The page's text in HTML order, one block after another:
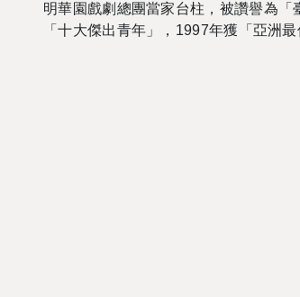
明華園戲劇總團當家台柱，被讚譽為「
「十大傑出青年」， 1997年獲「亞洲最